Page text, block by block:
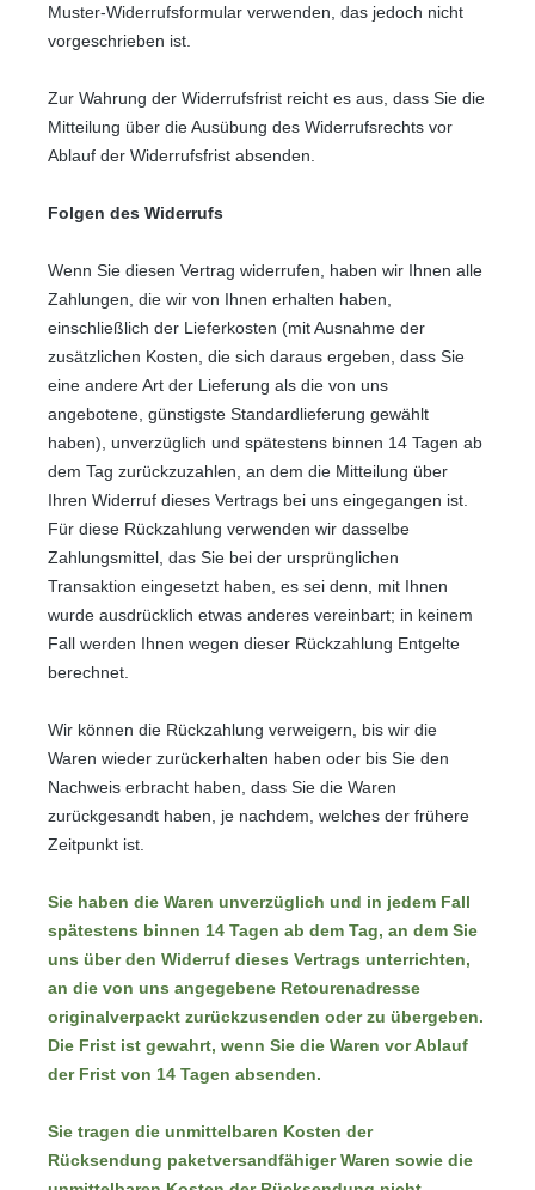
Muster-Widerrufsformular verwenden, das jedoch nicht
vorgeschrieben ist.
Zur Wahrung der Widerrufsfrist reicht es aus, dass Sie die
Mitteilung über die Ausübung des Widerrufsrechts vor
Ablauf der Widerrufsfrist absenden.
Folgen des Widerrufs
Wenn Sie diesen Vertrag widerrufen, haben wir Ihnen alle
Zahlungen, die wir von Ihnen erhalten haben,
einschließlich der Lieferkosten (mit Ausnahme der
zusätzlichen Kosten, die sich daraus ergeben, dass Sie
eine andere Art der Lieferung als die von uns
angebotene, günstigste Standardlieferung gewählt
haben), unverzüglich und spätestens binnen 14 Tagen ab
dem Tag zurückzuzahlen, an dem die Mitteilung über
Ihren Widerruf dieses Vertrags bei uns eingegangen ist.
Für diese Rückzahlung verwenden wir dasselbe
Zahlungsmittel, das Sie bei der ursprünglichen
Transaktion eingesetzt haben, es sei denn, mit Ihnen
wurde ausdrücklich etwas anderes vereinbart; in keinem
Fall werden Ihnen wegen dieser Rückzahlung Entgelte
berechnet.
Wir können die Rückzahlung verweigern, bis wir die
Waren wieder zurückerhalten haben oder bis Sie den
Nachweis erbracht haben, dass Sie die Waren
zurückgesandt haben, je nachdem, welches der frühere
Zeitpunkt ist.
Sie haben die Waren unverzüglich und in jedem Fall
spätestens binnen 14 Tagen ab dem Tag, an dem Sie
uns über den Widerruf dieses Vertrags unterrichten,
an die von uns angegebene Retourenadresse
originalverpackt zurückzusenden oder zu übergeben.
Die Frist ist gewahrt, wenn Sie die Waren vor Ablauf
der Frist von 14 Tagen absenden.
Sie tragen die unmittelbaren Kosten der
Rücksendung paketversandfähiger Waren sowie die